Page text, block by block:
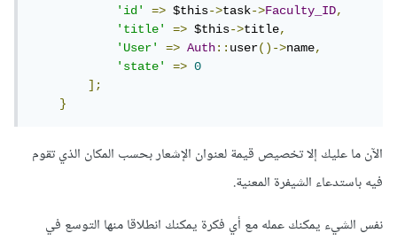
'id' => $this->task->Faculty_ID,
'title'
=> $this->title,
'User'
=> Auth::user()->name,
'state'
=>
0
];
}
الآن ما عليك إلا تخصيص قيمة لعنوان الإشعار بحسب المكان الذي تقوم
فيه باستدعاء الشيفرة المعنية.
نفس الشيء يمكنك عمله مع أي فكرة يمكنك انطلاقا منها التوسع في